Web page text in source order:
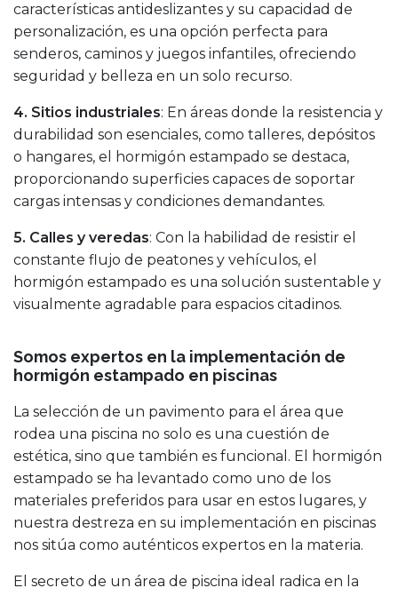
características antideslizantes y su capacidad de
personalización, es una opción perfecta para
senderos, caminos y juegos infantiles, ofreciendo
seguridad y belleza en un solo recurso.
4. Sitios industriales: En áreas donde la resistencia y
durabilidad son esenciales, como talleres, depósitos
o hangares, el hormigón estampado se destaca,
proporcionando superficies capaces de soportar
cargas intensas y condiciones demandantes.
5. Calles y veredas: Con la habilidad de resistir el
constante flujo de peatones y vehículos, el
hormigón estampado es una solución sustentable y
visualmente agradable para espacios citadinos.
Somos expertos en la implementación de
hormigón estampado en piscinas
La selección de un pavimento para el área que
rodea una piscina no solo es una cuestión de
estética, sino que también es funcional. El hormigón
estampado se ha levantado como uno de los
materiales preferidos para usar en estos lugares, y
nuestra destreza en su implementación en piscinas
nos sitúa como auténticos expertos en la materia.
El secreto de un área de piscina ideal radica en la